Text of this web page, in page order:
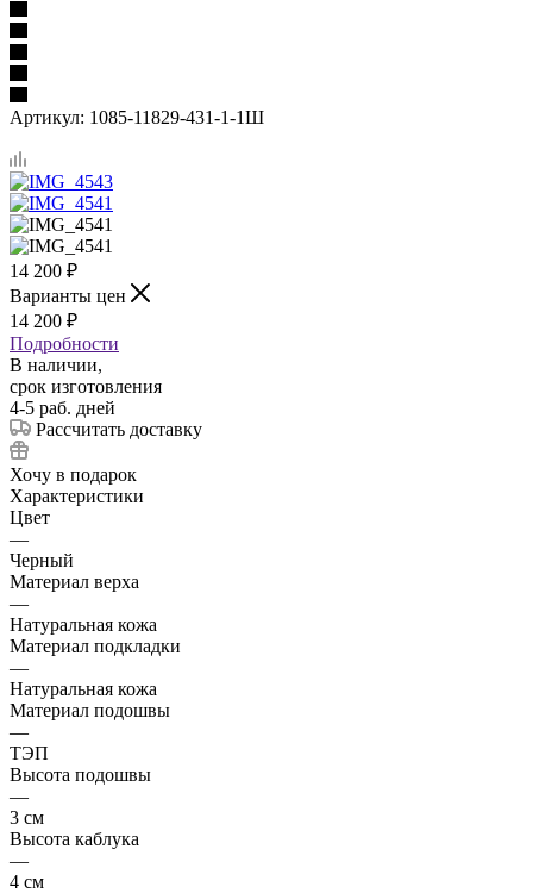
Артикул: 1085-11829-431-1-1Ш
14 200 ₽
Варианты цен
14 200 ₽
Подробности
В наличии,
срок изготовления
4-5 раб. дней
Рассчитать доставку
Хочу в подарок
Характеристики
Цвет
—
Черный
Материал верха
—
Натуральная кожа
Материал подкладки
—
Натуральная кожа
Материал подошвы
—
ТЭП
Высота подошвы
—
3 см
Высота каблука
—
4 см